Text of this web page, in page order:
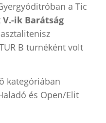
a Tic
V.-ik Barátság
B turnéként volt
kategóriában
és Open/Elit